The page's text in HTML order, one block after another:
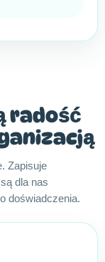
radość
Zapisuje
dla nas
doświadczenia.